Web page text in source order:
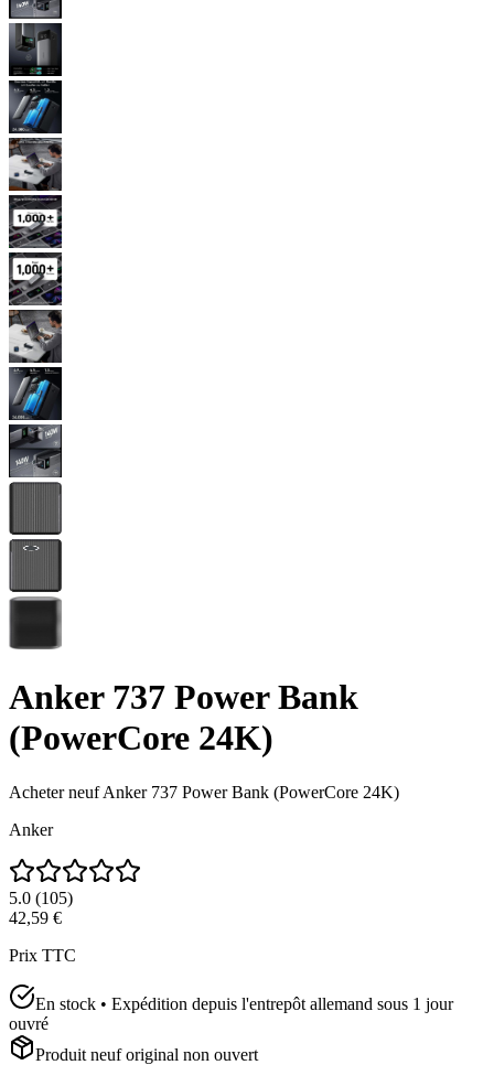
Anker 737 Power Bank
(PowerCore 24K)
Acheter neuf Anker 737 Power Bank (PowerCore 24K)
Anker
5.0 (105)
42,59 €
Prix TTC
En stock • Expédition depuis l'entrepôt allemand sous 1 jour
ouvré
Produit neuf original non ouvert